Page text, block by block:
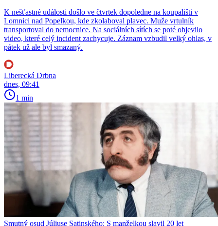
K nešťastné události došlo ve čtvrtek dopoledne na koupališti v
Lomnici nad Popelkou, kde zkolaboval plavec. Muže vrtulník
transportoval do nemocnice. Na sociálních sítích se poté objevilo
video, které celý incident zachycuje. Záznam vzbudil velký ohlas, v
pátek už ale byl smazaný.
Liberecká Drbna
dnes, 09:41
1 min
Smutný osud Júliuse Satinského: S manželkou slavil 20 let